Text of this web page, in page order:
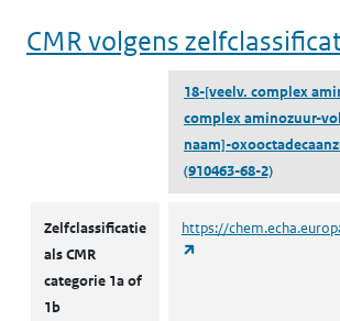
CMR volgens
18-[veelv. complex
complex aminozuur-
naam]-
(910463-68-2)
Zelfclassificatie
als CMR
categorie 1a of
1b
https://